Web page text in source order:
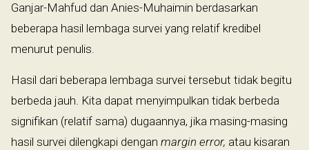
Ganjar-Mahfud dan Anies-Muhaimin berdasarkan
beberapa hasil lembaga survei yang relatif kredibel
menurut penulis.
Hasil dari beberapa lembaga survei tersebut tidak begitu
berbeda jauh. Kita dapat menyimpulkan tidak berbeda
signifikan (relatif sama) dugaannya, jika masing-masing
hasil survei dilengkapi dengan margin error, atau kisaran